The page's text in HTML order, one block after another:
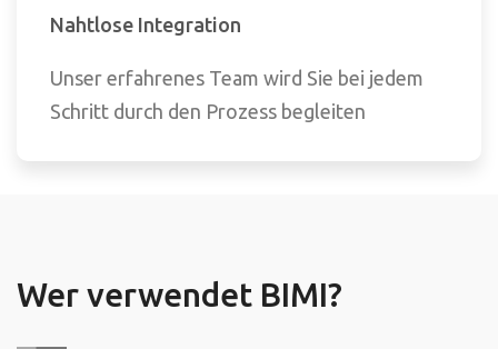
Nahtlose Integration
Unser erfahrenes Team wird Sie bei jedem
Schritt durch den Prozess begleiten
Wer verwendet BIMI?